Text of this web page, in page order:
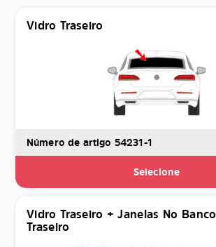
Vidro Traseiro
Número de artigo 54231-1
Selecione
Vidro Traseiro + Janelas No Banco
Traseiro